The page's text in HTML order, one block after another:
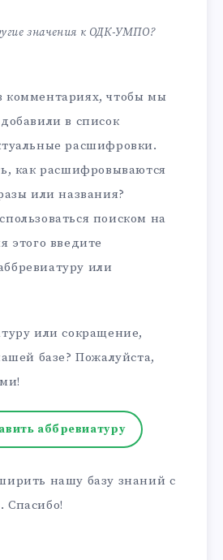
значения к ОДК-УМПО?
чтобы мы
в список
расшифровки.
как расшифровываются
или названия?
поиском на
этого введите
или
или сокращение,
базе? Пожалуйста,
аббревиатуру
нашу базу знаний с